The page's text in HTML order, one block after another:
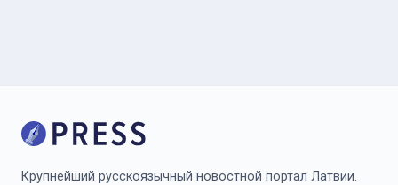
Крупнейший русскоязычный новостной портал Латвии.